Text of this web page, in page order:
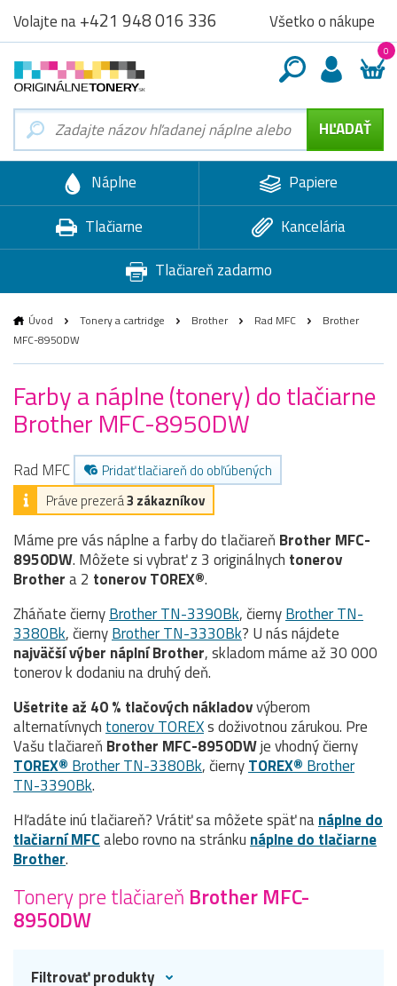
Volajte na+421 948 016 336 Všetko o nákupe
0
Náplne
Papiere
Tlačiarne
Kancelária
Tlačiareň zadarmo
Úvod Tonery a cartridge Brother Rad MFC
Brother
MFC-8950DW
Farby a náplne (tonery) do tlačiarne
Brother MFC-8950DW
Rad MFC
Pridať tlačiareň do obľúbených
Práve prezerá3 zákazníkov
Máme pre vás náplne a farby do tlačiareň Brother MFC-
8950DW. Môžete si vybrať z 3 originálnych tonerov
Brothera 2 tonerov TOREX®.
Zháňate čiernyBrother TN-3390Bk, čiernyBrother TN-
3380Bk, čiernyBrother TN-3330Bk? U nás nájdete
najväčší výber náplní Brother, skladom máme až 30 000
tonerov k dodaniu na druhý deň.
Ušetrite až 40 % tlačových nákladovvýberom
alternatívnychtonerov TOREXs doživotnou zárukou. Pre
Vašu tlačiareň Brother MFC-8950DWje vhodný čierny
TOREX®Brother TN-3380Bk, čiernyTOREX®Brother
TN-3390Bk.
Hľadáte inú tlačiareň? Vrátiť sa môžete späť nanáplne do
tlačiarní MFCalebo rovno na stránkunáplne do tlačiarne
Brother.
Tonery pre tlačiareň Brother MFC-
8950DW
Filtrovať produkty